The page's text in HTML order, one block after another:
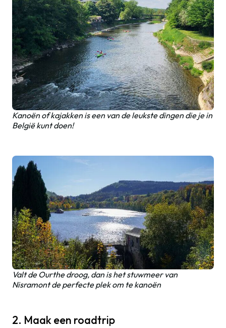
Kanoën of kajakken is een van de leukste dingen die je in
België kunt doen!
Valt de Ourthe droog, dan is het stuwmeer van
Nisramont de perfecte plek om te kanoën
2. Maak een roadtrip